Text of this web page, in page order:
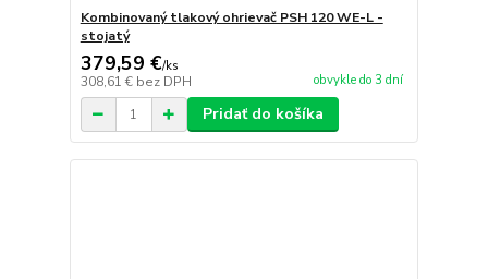
Kombinovaný tlakový ohrievač PSH 120 WE-L -
stojatý
379,59 €/ks
308,61 € bez DPH obvykle do 3 dní
Pridať do košíka